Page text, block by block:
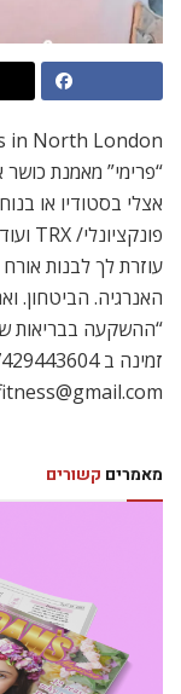
in North London
“פרימי” מאמנת כושר
אצלי בסטודיו או
פונקציונלי/ TRX ועוד…
עוזרת לך לבנות
האנרגיה. הביטחון.
“ההשקעה בבריאות
זמינה ב whatsapp 07429443604
מאמרים קשורים